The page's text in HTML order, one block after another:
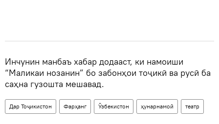
Инчунин манбаъ хабар додааст, ки намоиши
“Маликаи нозанин” бо забонҳои тоҷикӣ ва русӣ ба
саҳна гузошта мешавад.
Дар Тоҷикистон Фарҳанг Ӯзбекистон ҳунарнамоӣ театр